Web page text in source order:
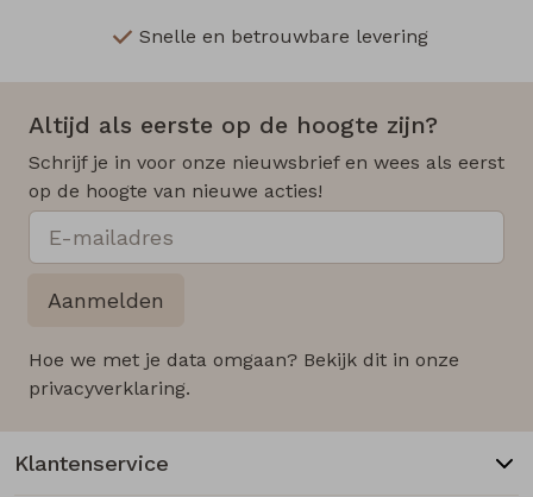
Snelle en betrouwbare levering
Altijd als eerste op de hoogte zijn?
Schrijf je in voor onze nieuwsbrief en wees als eerst
op de hoogte van nieuwe acties!
Aanmelden
Hoe we met je data omgaan? Bekijk dit in onze
privacyverklaring.
Klantenservice